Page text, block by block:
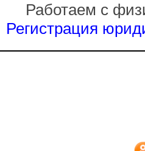
Работаем с
Регистрация